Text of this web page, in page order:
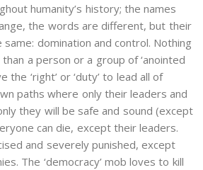
humanity’s history; the names
the words are different, but their
domination and control. Nothing
a person or a group of ‘anointed
the ‘right’ or ‘duty’ to lead all of
paths where only their leaders and
they will be safe and sound (except
can die, except their leaders.
and severely punished, except
The ‘democracy’ mob loves to kill